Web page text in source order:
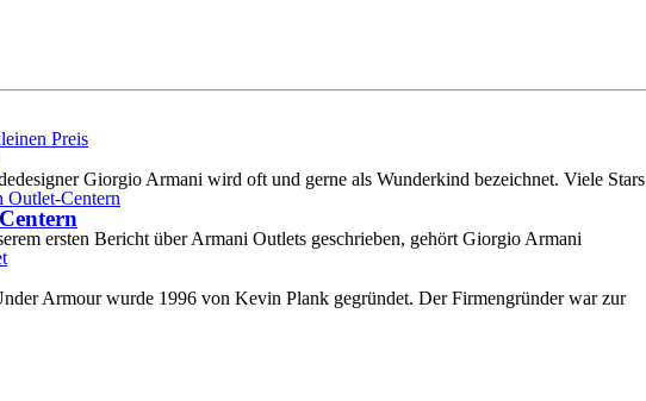
Giorgio Armani wird oft und gerne als Wunderkind bezeichnet. Viele Stars
ersten Bericht über Armani Outlets geschrieben, gehört Giorgio Armani
Armour wurde 1996 von Kevin Plank gegründet. Der Firmengründer war zur